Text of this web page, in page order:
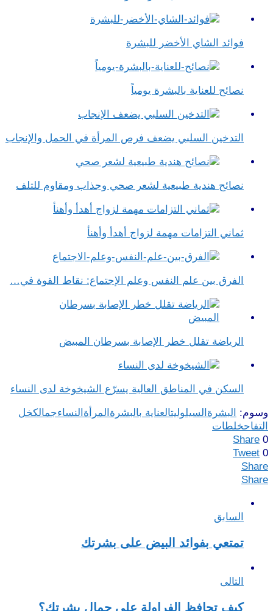
فوائد الشاي الأخضر للبشرة
نصائح للعناية بالبشرة يومياً
التدخين السلبي يضعف فرص المرأة في الحمل والإنجاب
نصائح هندية طبيعية لشعر صحي وجذاب ومقاوم للتلف
ثماني التزامات مهمة لزواج أهدأ وأهنأ
الفرق بين علم النفس وعلم الإجتماع​: نقاط القوة في…
الرياضة تقلل خطر الإصابة بسرطان المبيض
السكن في المناطق العالية يسرّع الشيخوخة لدى النساء
وسوم: البشرة السيلوليتالعناية بالبشرة المرأة النساءجمالكخل
التفاحخلطات
Share 0
Tweet 0
Share
Share
السابق
تمتعي بفوائد البيض على بشرتك
التالى
كيف تحافظ الفراولة على جمال بشرتك؟